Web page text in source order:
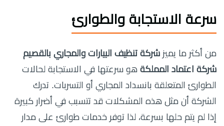
سرعة الاستجابة والطوارئ
من أكثر ما يميز شركة تنظيف البيارات والمجاري بالقصيم
شركة اعتماد المملكة هو سرعتها في الاستجابة لحالات
الطوارئ المتعلقة بانسداد المجاري أو التسربات. تدرك
الشركة أن مثل هذه المشكلات قد تتسبب في أضرار كبيرة
إذا لم يتم حلها بسرعة، لذا توفر خدمات طوارئ على مدار